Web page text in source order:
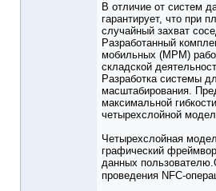
В отличие от систем
гарантирует, что при
случайный захват
Разработанный
мобильных (МРМ)
складской
Разработка системы
масштабирования.
максимальной
четырехслойной
Четырехслойная
графический
данных
проведения NFC-